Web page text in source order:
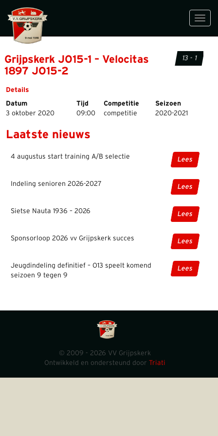
Grijpskerk JO15-1 – Velocitas
1897 JO15-2
13 - 1
Details
Datum
Tijd Competitie
Seizoen
3 oktober 2020
09:00 competitie 2020-2021
Laatste nieuws
4 augustus start training A/B selectie Lees
Indeling senioren 2026-2027 Lees
Sietse Nauta 1936 – 2026 Lees
Sponsorloop 2026 vv Grijpskerk succes Lees
Jeugdindeling definitief – O13 speelt komend
seizoen 9 tegen 9
Lees
© 2009 - 2026 VV Grijpskerk
Ontwikkeld en ondersteund door Triati